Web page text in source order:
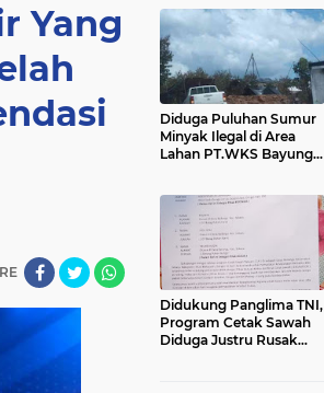
Yang
Diduga Puluhan Sumur
Minyak Ilegal di Area
Lahan PT.WKS Bayung
Beroperasi,"Publik
Desak Kapolda Sumsel
Turun Kelapangan Sikat
Bersih Mafia Minyak di
Area Tersebut
Didukung Panglima TNI,
Program Cetak Sawah
Diduga Justru Rusak